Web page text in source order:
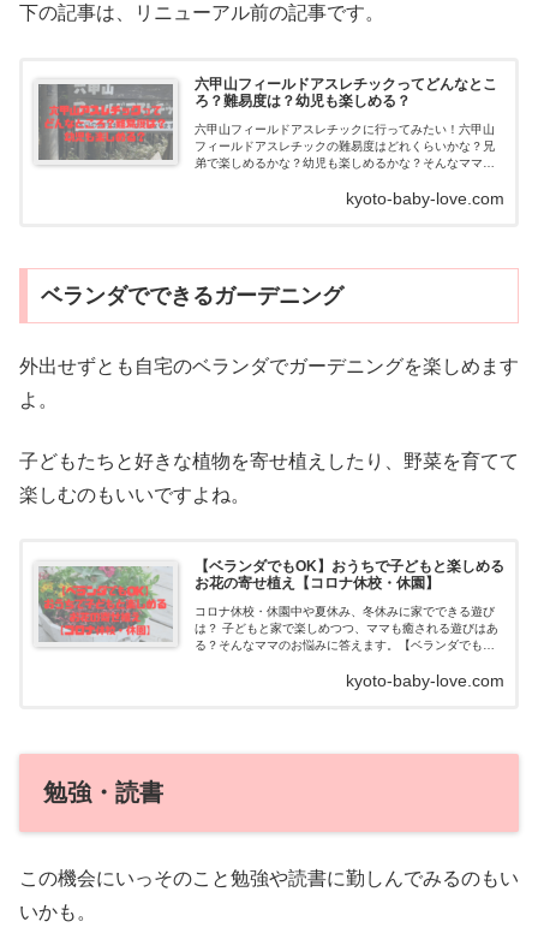
下の記事は、リニューアル前の記事です。
六甲山フィールドアスレチックってどんなとこ
ろ？難易度は？幼児も楽しめる？
六甲山フィールドアスレチックに行ってみたい！六甲山
フィールドアスレチックの難易度はどれくらいかな？兄
弟で楽しめるかな？幼児も楽しめるかな？そんなママの
kyoto-baby-love.com
ベランダでできるガーデニング
外出せずとも自宅のベランダでガーデニングを楽しめます
よ。
子どもたちと好きな植物を寄せ植えしたり、野菜を育てて
楽しむのもいいですよね。
【ベランダでもOK】おうちで子どもと楽しめる
お花の寄せ植え【コロナ休校・休園】
コロナ休校・休園中や夏休み、冬休みに家でできる遊び
は？ 子どもと家で楽しめつつ、ママも癒される遊びはあ
る？そんなママのお悩みに答えます。【ベランダでも
kyoto-baby-love.com
勉強・読書
この機会にいっそのこと勉強や読書に勤しんでみるのもい
いかも。